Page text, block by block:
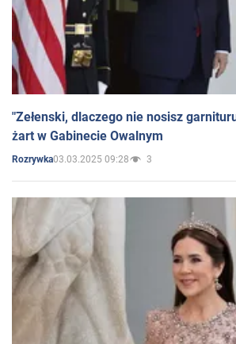
"Zełenski, dlaczego nie nosisz
żart w Gabinecie Owalnym
Rozrywka03.03.2025 09:28 3